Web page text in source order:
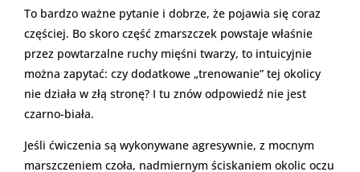
To bardzo ważne pytanie i dobrze, że pojawia się coraz
częściej. Bo skoro część zmarszczek powstaje właśnie
przez powtarzalne ruchy mięśni twarzy, to intuicyjnie
można zapytać: czy dodatkowe „trenowanie” tej okolicy
nie działa w złą stronę? I tu znów odpowiedź nie jest
czarno-biała.
Jeśli ćwiczenia są wykonywane agresywnie, z mocnym
marszczeniem czoła, nadmiernym ściskaniem okolic oczu